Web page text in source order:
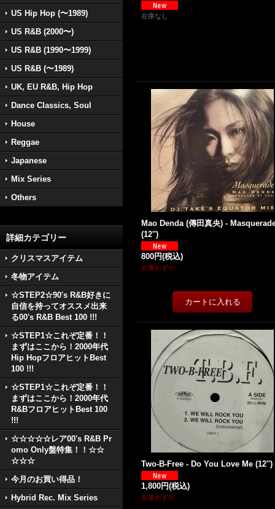
US Hip Hop (〜1989)
US R&B (2000〜)
US R&B (1990〜1999)
US R&B (〜1989)
UK, EU R&B, Hip Hop
Dance Classics, Soul
House
Reggae
Japanese
Mix Series
Others
詳細カテゴリー
クリスマスアイテム
冬物アイテム
☆STEP2☆90's R&B好きに
自信を持ってオススメ出来
る00's R&B Best 100 !!!
☆STEP1☆これぞ定番！！
まずはここから！2000年代
Hip HopフロアヒットBest
100 !!!
☆STEP1☆これぞ定番！！
まずはここから！2000年代
R&BフロアヒットBest 100
!!!
☆☆☆☆☆レア00's R&B Pr
omo Only盤特集！！☆☆
☆☆☆
今月のお買い得品！
Hybrid Rec. Mix Series
在庫なし
Mao Denda (傳田真央) -
(12'')
800円(税込)
在庫わずか
Two-B-Free - Do You Love Me (12'')
1,800円(税込)
在庫わずか